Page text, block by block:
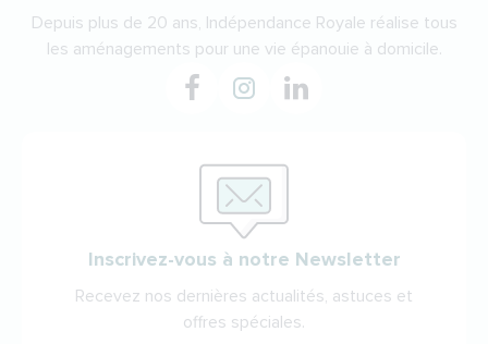
Depuis plus de 20 ans, Indépendance Royale réalise tous
les aménagements pour une vie épanouie à domicile.
Inscrivez-vous à notre Newsletter
Recevez nos dernières actualités, astuces et
offres spéciales.